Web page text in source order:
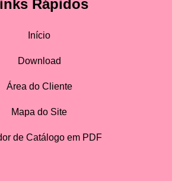
Rápidos
Início
Download
Área do Cliente
Mapa do Site
de Catálogo em PDF